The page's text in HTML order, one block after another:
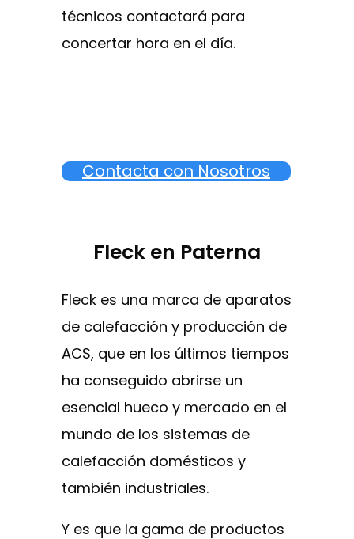
técnicos contactará para
concertar hora en el día.
Contacta con Nosotros
Fleck en Paterna
Fleck es una marca de aparatos
de calefacción y producción de
ACS, que en los últimos tiempos
ha conseguido abrirse un
esencial hueco y mercado en el
mundo de los sistemas de
calefacción domésticos y
también industriales.
Y es que la gama de productos